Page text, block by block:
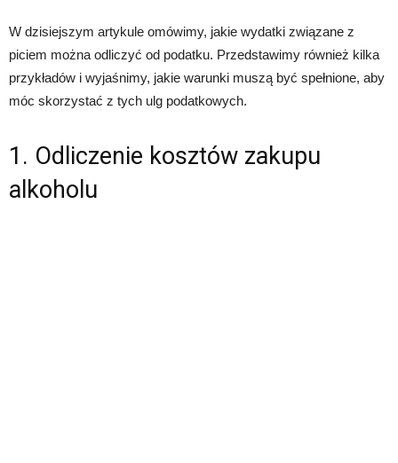
W dzisiejszym artykule omówimy, jakie wydatki związane z
piciem można odliczyć od podatku. Przedstawimy również kilka
przykładów i wyjaśnimy, jakie warunki muszą być spełnione, aby
móc skorzystać z tych ulg podatkowych.
1. Odliczenie kosztów zakupu
alkoholu